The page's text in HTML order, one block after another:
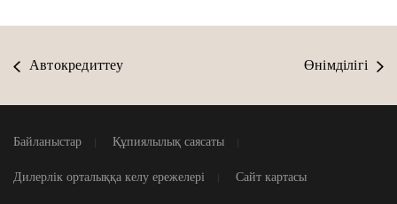
Автокредиттеу Өнімділігі
Байланыстар Құпиялылық саясаты
Дилерлік орталыққа келу ережелері Сайт картасы